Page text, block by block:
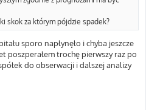
skok za którym pójdzie spadek?
sporo napłynęło i chyba jeszcze
poszperałem trochę pierwszy raz po
do obserwacji i dalszej analizy